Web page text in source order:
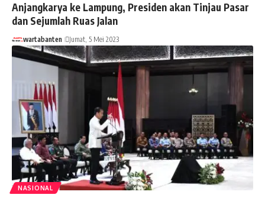
Anjangkarya ke Lampung, Presiden akan Tinjau Pasar
dan Sejumlah Ruas Jalan
wartabanten Jumat, 5 Mei 2023
NASIONAL